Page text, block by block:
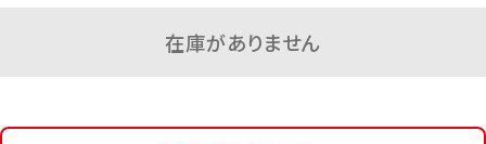
在庫がありません